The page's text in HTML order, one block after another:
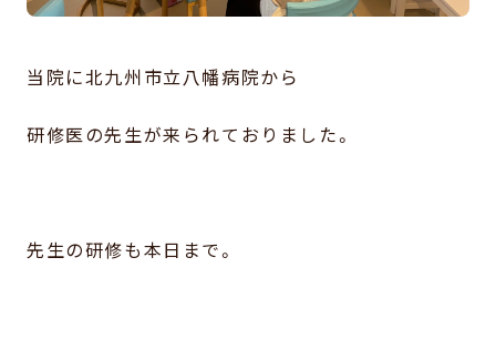
当院に北九州市立八幡病院から
研修医の先生が来られておりました。
先生の研修も本日まで。